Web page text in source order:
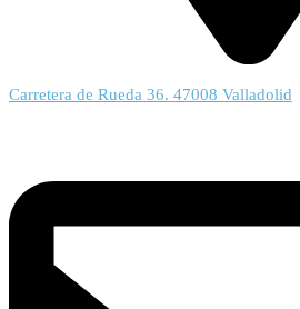
Carretera de Rueda 36. 47008 Valladolid